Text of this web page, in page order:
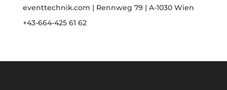
eventtechnik.com | Rennweg 79 | A-1030 Wien
+43-664-425 61 62